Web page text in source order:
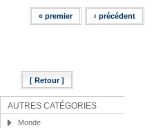
Pages
« premier ‹ précédent
[ Retour ]
AUTRES CATÉGORIES
Monde